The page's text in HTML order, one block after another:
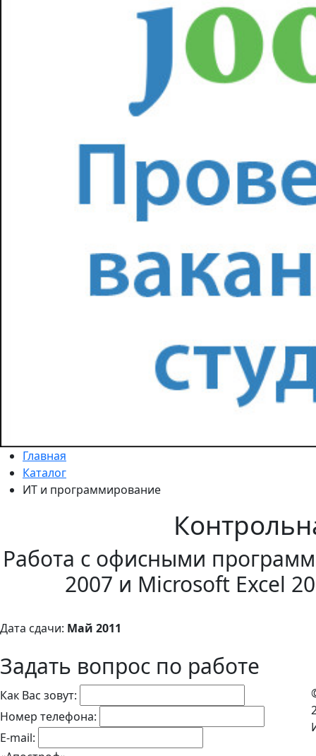
Главная
Каталог
ИТ и программирование
Работа с офисными
2007 и Microsoft Excel
Дата сдачи: Май 2011
Задать вопрос по работе
Как Вас зовут:
Номер телефона:
E-mail: